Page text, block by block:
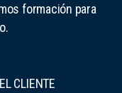
formación para
CLIENTE